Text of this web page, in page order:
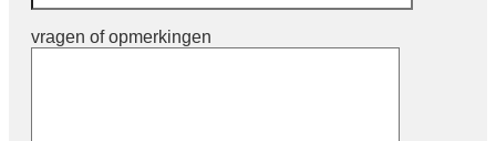
vragen of opmerkingen